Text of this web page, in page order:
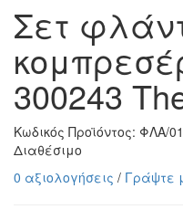
Σετ
300243
Κωδικός Προϊόντος: ΦΛΑ/
Διαθέσιμο
0 αξιολογήσεις / Γράψτε